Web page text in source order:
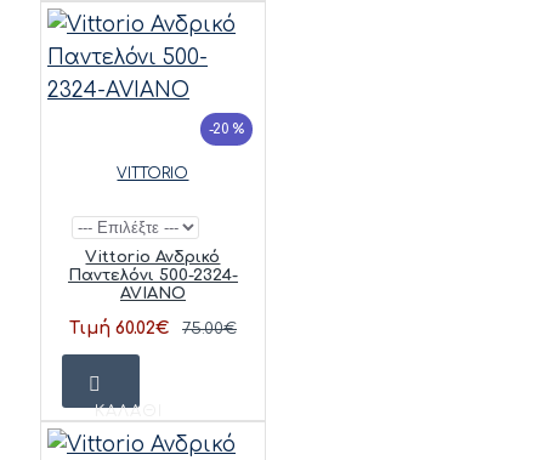
-20 %
VITTORIO
Vittorio Ανδρικό
Παντελόνι 500-2324-
AVIANO
Τιμή 60.02€ 75.00€
ΚΑΛΆΘΙ